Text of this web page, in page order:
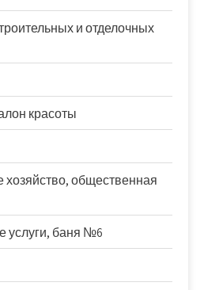
и отделочных
красоты
хозяйство, общественная
услуги, баня №6